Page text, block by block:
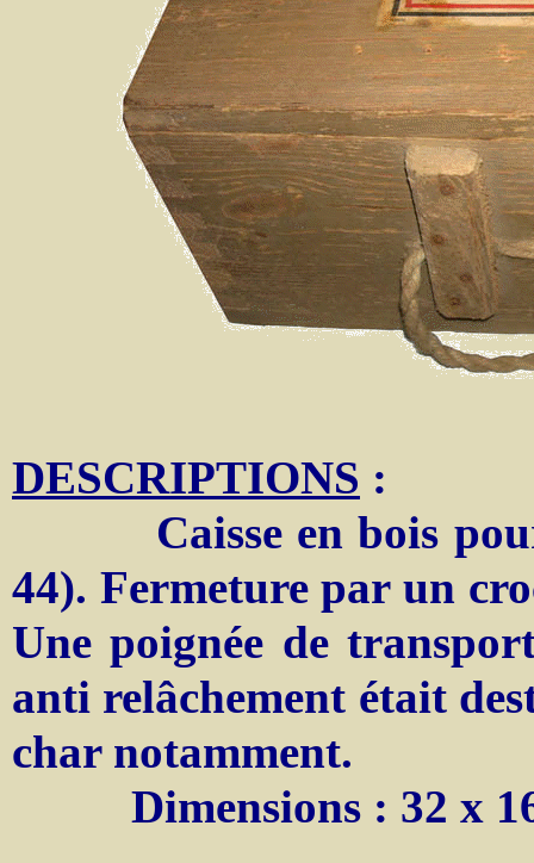
DESCRIPTIONS :
Caisse en bois pour
44). Fermeture par un
Une poignée de
anti relâchement était
char notamment.
Dimensions : 32 x